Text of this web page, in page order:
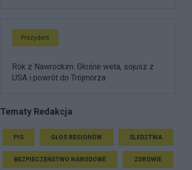
Prezydent
Rok z Nawrockim. Głośne weta, sojusz z
USA i powrót do Trójmorza
Tematy Redakcja
PIS GŁOS REGIONÓW ŚLEDZTWA
BEZPIECZEŃSTWO NARODOWE ZDROWIE